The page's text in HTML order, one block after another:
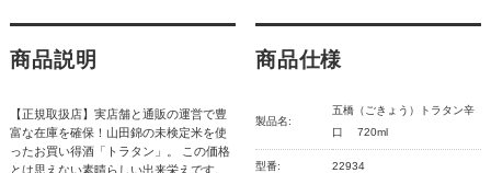
商品説明
【正規取扱店】実店舗と通販の運営で豊
富な在庫を確保！山田錦の未検定米を使
ったお買い得酒「トラタン」。 この価格
とは思えない素晴らしい出来栄えです。
商品仕様
製品名:
五橋（ごきょう）トラタン辛
口 720ml
型番: 22934